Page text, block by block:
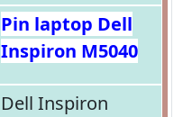
Pin laptop Dell
Inspiron M5040
Dell Inspiron